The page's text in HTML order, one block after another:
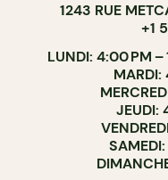
1243 RUE
+1
LUNDI: 4:00 PM –
MARDI:
JEUDI: